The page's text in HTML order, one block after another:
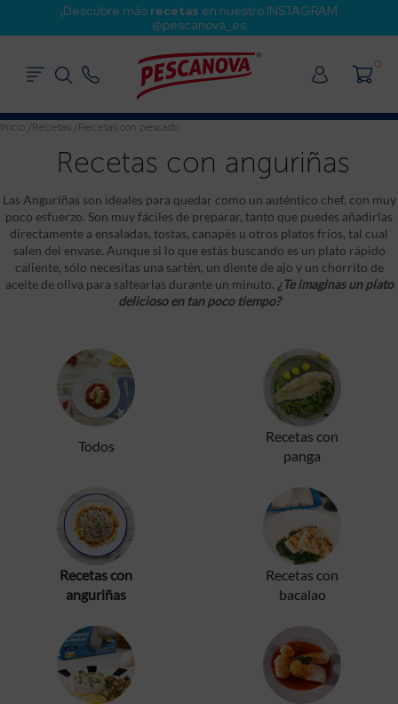
¡Descubre más recetas en nuestro INSTAGRAM
@pescanova_es
0
Inicio /Recetas /Recetas con pescado
Recetas con anguriñas
Las Anguriñas son ideales para quedar como un auténtico chef, con muy
poco esfuerzo. Son muy fáciles de preparar, tanto que puedes añadirlas
directamente a ensaladas, tostas, canapés u otros platos fríos, tal cual
salen del envase. Aunque si lo que estás buscando es un plato rápido
caliente, sólo necesitas una sartén, un diente de ajo y un chorrito de
aceite de oliva para saltearlas durante un minuto. ¿Te imaginas un plato
delicioso en tan poco tiempo?
Todos
Recetas con
panga
Recetas con
anguriñas
Recetas con
bacalao